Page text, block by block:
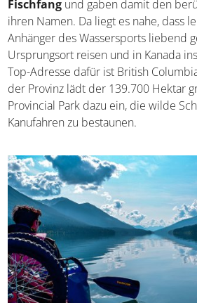
Die Ureinwohner Kanadas gingen im
Fischfangund gaben damit den
ihren Namen. Da liegt es nahe, dass
Anhänger des Wassersports liebend
Ursprungsort reisen und in Kanada
Top-Adresse dafür ist British
der Provinz lädt der 139.700 Hektar
Provincial Park dazu ein, die wilde